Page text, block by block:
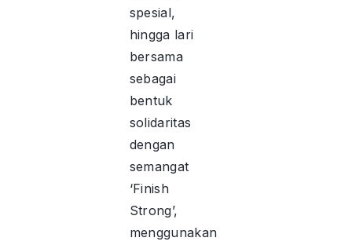
spesial,
hingga lari
bersama
sebagai
bentuk
solidaritas
dengan
semangat
‘Finish
Strong’,
menggunakan